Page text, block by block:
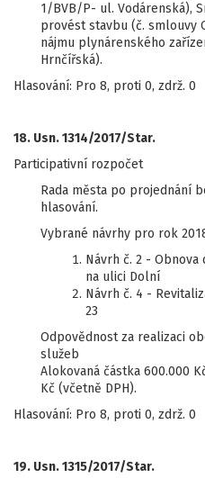
1/BVB/P- ul. Vodárenská),
provést stavbu (č. smlouvy
nájmu plynárenského
Hrnčířská).
Hlasování: Pro 8, proti 0, zdrž. 0
18. Usn. 1314/2017/Star.
Participativní rozpočet
Rada města po projednání
hlasování.
Vybrané návrhy pro rok
Návrh č. 2 -
na ulici Dolní
Návrh č. 4 -
23
Odpovědnost za realizaci
služeb
Alokovaná částka 600.000
Kč (včetně DPH).
Hlasování: Pro 8, proti 0, zdrž. 0
19. Usn. 1315/2017/Star.